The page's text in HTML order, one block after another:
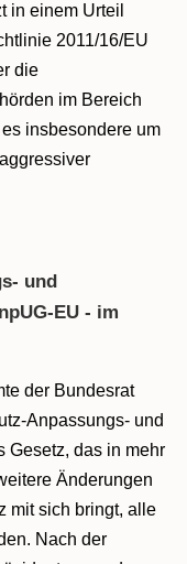
in einem Urteil
2011/16/EU
die
im Bereich
insbesondere um
und
EU - im
der Bundesrat
Anpassungs- und
Gesetz, das in mehr
Änderungen
mit sich bringt, alle
Nach der